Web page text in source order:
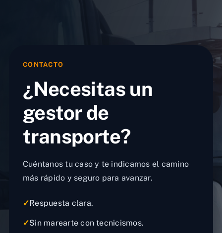
CONTACTO
¿Necesitas un
gestor de
transporte?
Cuéntanos tu caso y te indicamos el camino
más rápido y seguro para avanzar.
✓Respuesta clara.
✓Sin marearte con tecnicismos.